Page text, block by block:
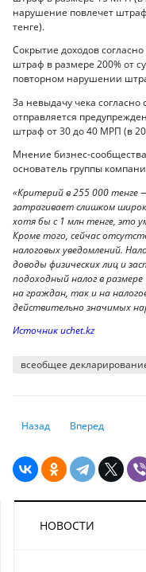
нарушение повлечет
тенге).
Сокрытие доходов
штраф в размере 200% от
повторном нарушении
За невыдачу чека
отправляется
штраф от 30 до 40 МРП (в
Мнение бизнес-
основатель группы
«Критерий в 255 000 тенге
затрагивает слишком
хотя бы с 1 млн тенге, это
Кроме того, сейчас
налоговых уведомлений.
доводы физических лиц и
подоходный налог в
на граждан, так и на
действительно значимых
Источник uchet.kz
всеобщее
Предыдущий: МРП и МЗП
Назад Следующий:
Вперед
НОВОСТИ